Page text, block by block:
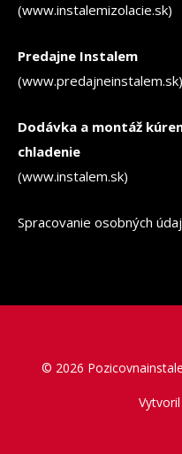
(www.instalemizolacie.sk)
Predajne Instalem
(www.predajneinstalem.sk)
Dodávka a montáž
chladenie
(www.instalem.sk)
Spracovanie osobných
© 2026